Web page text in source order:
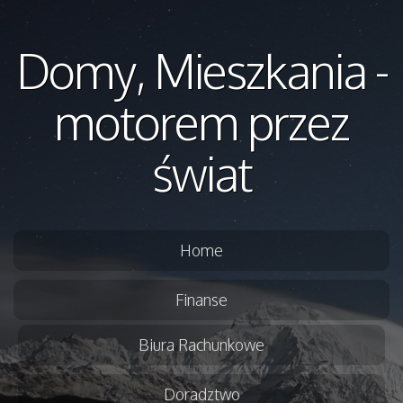
Domy, Mieszkania -
motorem przez
świat
Home
Finanse
Biura Rachunkowe
Doradztwo